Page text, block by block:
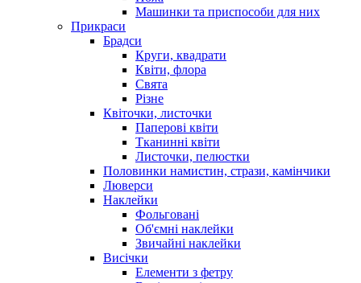
Машинки та приспособи для них
Прикраси
Брадси
Круги, квадрати
Квіти, флора
Свята
Різне
Квіточки, листочки
Паперові квіти
Тканинні квіти
Листочки, пелюстки
Половинки намистин, стрази, камінчики
Люверси
Наклейки
Фольговані
Об'ємні наклейки
Звичайні наклейки
Висічки
Елементи з фетру